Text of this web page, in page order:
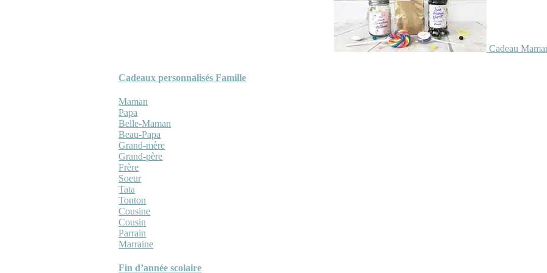
Cadeau
Cadeaux personnalisés Famille
Maman
Papa
Belle-Maman
Beau-Papa
Grand-mère
Grand-père
Frère
Soeur
Tata
Tonton
Cousine
Cousin
Parrain
Marraine
Fin d’année scolaire